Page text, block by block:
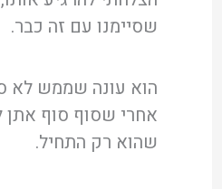
שסיימנו עם זה כבר.
הוא עונה שממש לא
אחרי שסוף סוף אתן
שהוא רק התחיל.